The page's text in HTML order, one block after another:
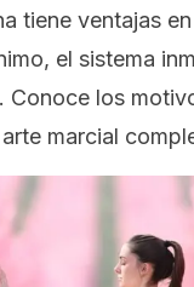
tiene ventajas
el sistema
Conoce los
marcial